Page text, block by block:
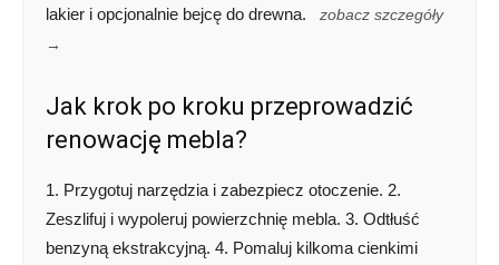
lakier i opcjonalnie bejcę do drewna.
zobacz szczegóły
→
Jak krok po kroku przeprowadzić
renowację mebla?
1. Przygotuj narzędzia i zabezpiecz otoczenie. 2.
Zeszlifuj i wypoleruj powierzchnię mebla. 3. Odtłuść
benzyną ekstrakcyjną. 4. Pomaluj kilkoma cienkimi